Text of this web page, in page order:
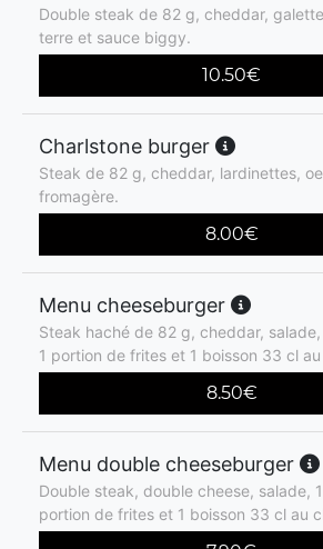
Double steak de 82 g, cheddar,
terre et sauce biggy.
10.50€
Charlstone burger
Steak de 82 g, cheddar, lardinettes,
fromagère.
8.00€
Menu cheeseburger
Steak haché de 82 g, cheddar,
1 portion de frites et 1 boisson 33 cl
8.50€
Menu double cheeseburger
Double steak, double cheese, salade,
portion de frites et 1 boisson 33 cl au